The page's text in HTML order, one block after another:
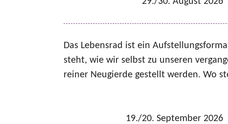
Das Lebensrad ist ein
steht, wie wir selbst zu unseren
reiner Neugierde gestellt werden. Wo
19./20. September 2026